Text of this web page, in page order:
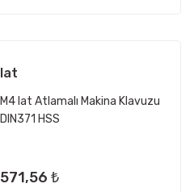
Iat
M4 Iat Atlamalı Makina Klavuzu
DIN371 HSS
571,56 ₺